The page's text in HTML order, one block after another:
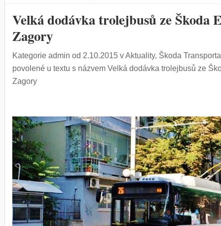
Velká dodávka trolejbusů ze Škoda
Zagory
Kategorie admin od 2.10.2015 vAktuality, Škoda
povolenéu textu s názvem Velká dodávka trolejbusů ze
Zagory